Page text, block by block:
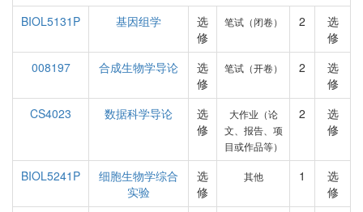
BIOL5131P 基因组学
选
修
笔试（闭卷） 2
选
修
008197
合成生物学导论
选
修
笔试（开卷） 2
选
修
CS4023
数据科学导论
选
修
大作业（论
文、报告、项
目或作品等）
2
选
修
BIOL5241P
细胞生物学综合
实验
选
修
其他 1
选
修